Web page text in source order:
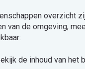
overzicht
van de omgeving,
de inhoud van het